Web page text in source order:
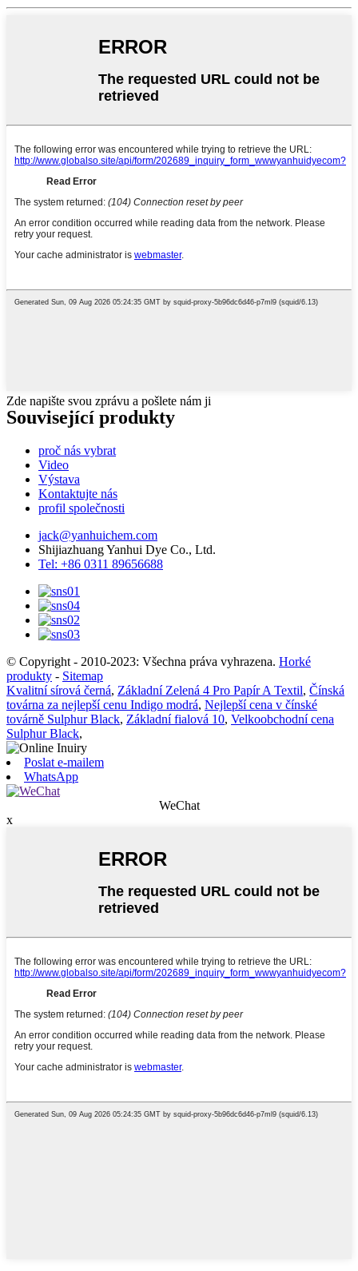
Zde napište svou zprávu a pošlete nám ji
Související produkty
proč nás vybrat
Video
Výstava
Kontaktujte nás
profil společnosti
jack@yanhuichem.com
Shijiazhuang Yanhui Dye Co., Ltd.
Tel: +86 0311 89656688
© Copyright - 2010-2023: Všechna práva vyhrazena. Horké
produkty - Sitemap
Kvalitní sírová černá, Základní Zelená 4 Pro Papír A Textil, Čínská
továrna za nejlepší cenu Indigo modrá, Nejlepší cena v čínské
továrně Sulphur Black, Základní fialová 10, Velkoobchodní cena
Sulphur Black,
Poslat e-mailem
WhatsApp
WeChat
x